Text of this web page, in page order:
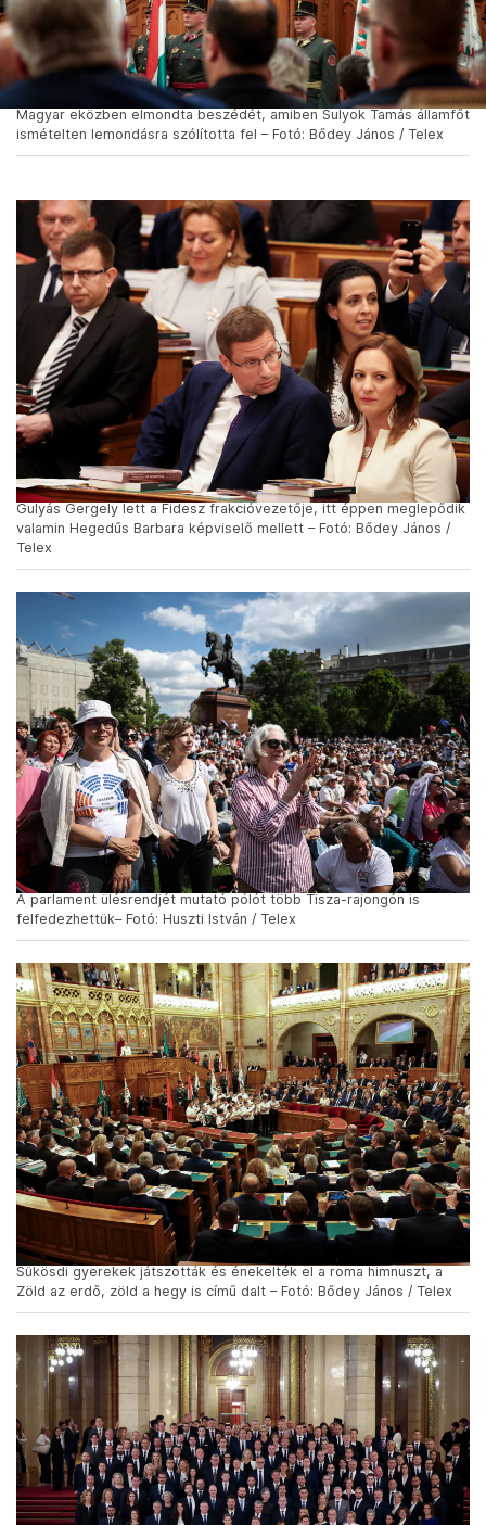
Magyar eközben elmondta beszédét, amiben Sulyok Tamás államfőt
ismételten lemondásra szólította fel – Fotó: Bődey János / Telex
Gulyás Gergely lett a Fidesz frakcióvezetője, itt éppen meglepődik
valamin Hegedűs Barbara képviselő mellett – Fotó: Bődey János /
Telex
A parlament ülésrendjét mutató pólót több Tisza-rajongón is
felfedezhettük– Fotó: Huszti István / Telex
Sükösdi gyerekek játszották és énekelték el a roma himnuszt, a
Zöld az erdő, zöld a hegy is című dalt – Fotó: Bődey János / Telex